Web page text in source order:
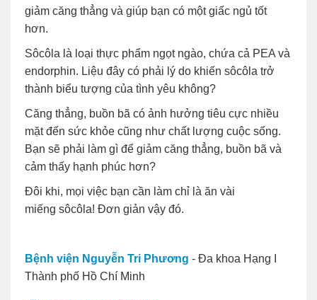
giảm căng thẳng và giúp bạn có một giấc ngủ tốt
hơn.
Sôcôla là loại thực phẩm ngọt ngào, chứa cả PEA và
endorphin. Liệu đây có phải lý do khiến sôcôla trở
thành biểu tượng của tình yêu không?
Căng thẳng, buồn bã có ảnh hưởng tiêu cực nhiều
mặt đến sức khỏe cũng như chất lượng cuộc sống.
Bạn sẽ phải làm gì để giảm căng thẳng, buồn bã và
cảm thấy hạnh phúc hơn?
Đôi khi, mọi việc bạn cần làm chỉ là ăn vài
miếng sôcôla! Đơn giản vậy đó.
Bệnh viện Nguyễn Tri Phương - Đa khoa Hạng I
Thành phố Hồ Chí Minh